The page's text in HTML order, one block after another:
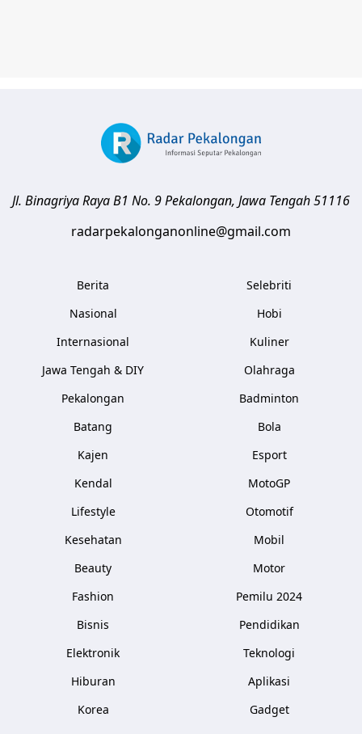
Jl. Binagriya Raya B1 No. 9Pekalongan, Jawa Tengah51116
radarpekalonganonline@gmail.com
Berita
Nasional
Internasional
Jawa Tengah & DIY
Pekalongan
Batang
Kajen
Kendal
Lifestyle
Kesehatan
Beauty
Fashion
Bisnis
Elektronik
Hiburan
Korea
Selebriti
Hobi
Kuliner
Olahraga
Badminton
Bola
Esport
MotoGP
Otomotif
Mobil
Motor
Pemilu 2024
Pendidikan
Teknologi
Aplikasi
Gadget